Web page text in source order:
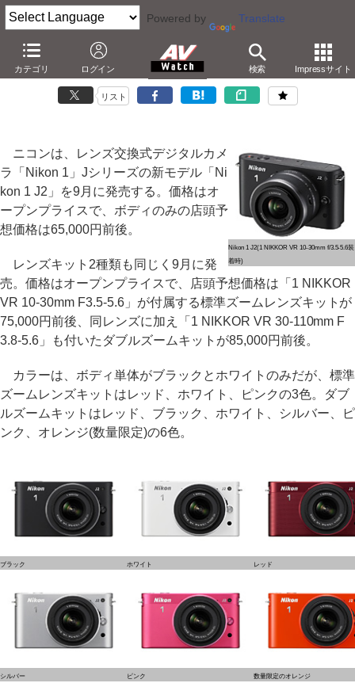
Powered by Translate
カテゴリ ログイン 検索 Impressサイト
ニコン、フルHD動画対応のミラーレス「Nikon 1 J2」
－クリエイティブモード追加。液晶を高画素化
リスト
Nikon 1 J2(1 NIKKOR VR 10-30mm f/3.5-5.6装
着時)
ニコンは、レンズ交換式デジタルカメ
ラ「Nikon 1」Jシリーズの新モデル「Ni
kon 1 J2」を9月に発売する。価格はオ
ープンプライスで、ボディのみの店頭予
想価格は65,000円前後。
レンズキット2種類も同じく9月に発
売。価格はオープンプライスで、店頭予想価格は「1 NIKKOR
VR 10-30mm F3.5-5.6」が付属する標準ズームレンズキットが
75,000円前後、同レンズに加え「1 NIKKOR VR 30-110mm F
3.8-5.6」も付いたダブルズームキットが85,000円前後。
カラーは、ボディ単体がブラックとホワイトのみだが、標準
ズームレンズキットはレッド、ホワイト、ピンクの3色。ダブ
ルズームキットはレッド、ブラック、ホワイト、シルバー、ピ
ンク、オレンジ(数量限定)の6色。
ブラック ホワイト レッド
シルバー ピンク 数量限定のオレンジ